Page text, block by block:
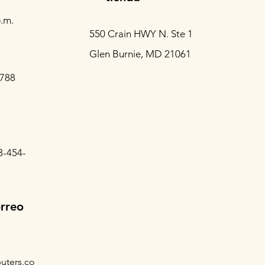
454-
550 Crain HWY N. Ste 1
Glen Burnie, MD 21061